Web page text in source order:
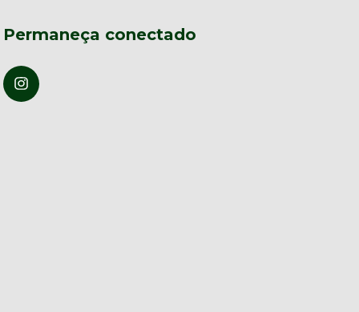
Permaneça conectado